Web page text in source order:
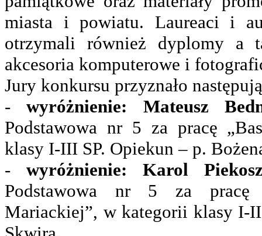
miasta i powiatu. Laureaci i
otrzymali również dyplomy a
akcesoria komputerowe i
Jury konkursu przyznało
-wyróżnienie: Mateusz
Podstawowa nr 5 za pracę
klasy I-III SP. Opiekun – p.
- wyróżnienie: Karol
Podstawowa nr 5 za pracę
Mariackiej”, w kategorii klasy I-